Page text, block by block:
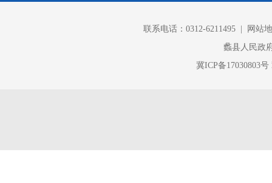
联系电话：0312-6211495 |
网站
蠡县人民政
冀ICP备17030803号